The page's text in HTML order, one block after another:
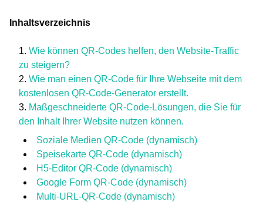
Inhaltsverzeichnis
Wie können QR-Codes helfen, den Website-Traffic
zu steigern?
Wie man einen QR-Code für Ihre Webseite mit dem
kostenlosen QR-Code-Generator erstellt.
Maßgeschneiderte QR-Code-Lösungen, die Sie für
den Inhalt Ihrer Website nutzen können.
Soziale Medien QR-Code (dynamisch)
Speisekarte QR-Code (dynamisch)
H5-Editor QR-Code (dynamisch)
Google Form QR-Code (dynamisch)
Multi-URL-QR-Code (dynamisch)